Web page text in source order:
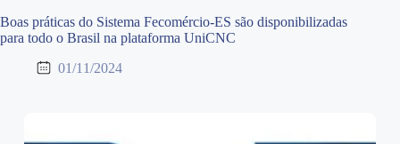
Boas práticas do Sistema Fecomércio-ES são disponibilizadas
para todo o Brasil na plataforma UniCNC
01/11/2024